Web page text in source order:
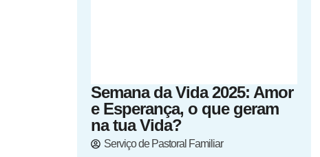
Semana da Vida 2025: Amor
e Esperança, o que geram
na tua Vida?
Serviço de Pastoral Familiar